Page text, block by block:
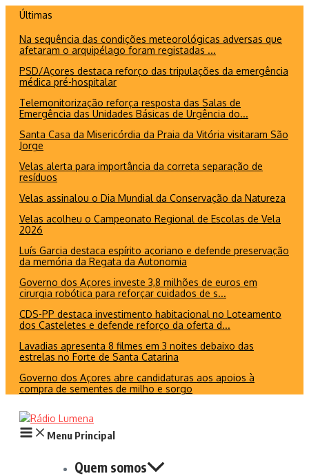
conteúdo
Últimas
Na sequência das condições meteorológicas adversas que
afetaram o arquipélago foram registadas ...
PSD/Açores destaca reforço das tripulações da emergência
médica pré-hospitalar
Telemonitorização reforça resposta das Salas de
Emergência das Unidades Básicas de Urgência do...
Santa Casa da Misericórdia da Praia da Vitória visitaram São
Jorge
Velas alerta para importância da correta separação de
resíduos
Velas assinalou o Dia Mundial da Conservação da Natureza
Velas acolheu o Campeonato Regional de Escolas de Vela
2026
Luís Garcia destaca espírito açoriano e defende preservação
da memória da Regata da Autonomia
Governo dos Açores investe 3,8 milhões de euros em
cirurgia robótica para reforçar cuidados de s...
CDS-PP destaca investimento habitacional no Loteamento
dos Casteletes e defende reforço da oferta d...
Lavadias apresenta 8 filmes em 3 noites debaixo das
estrelas no Forte de Santa Catarina
Governo dos Açores abre candidaturas aos apoios à
compra de sementes de milho e sorgo
Menu Principal
Quem somos